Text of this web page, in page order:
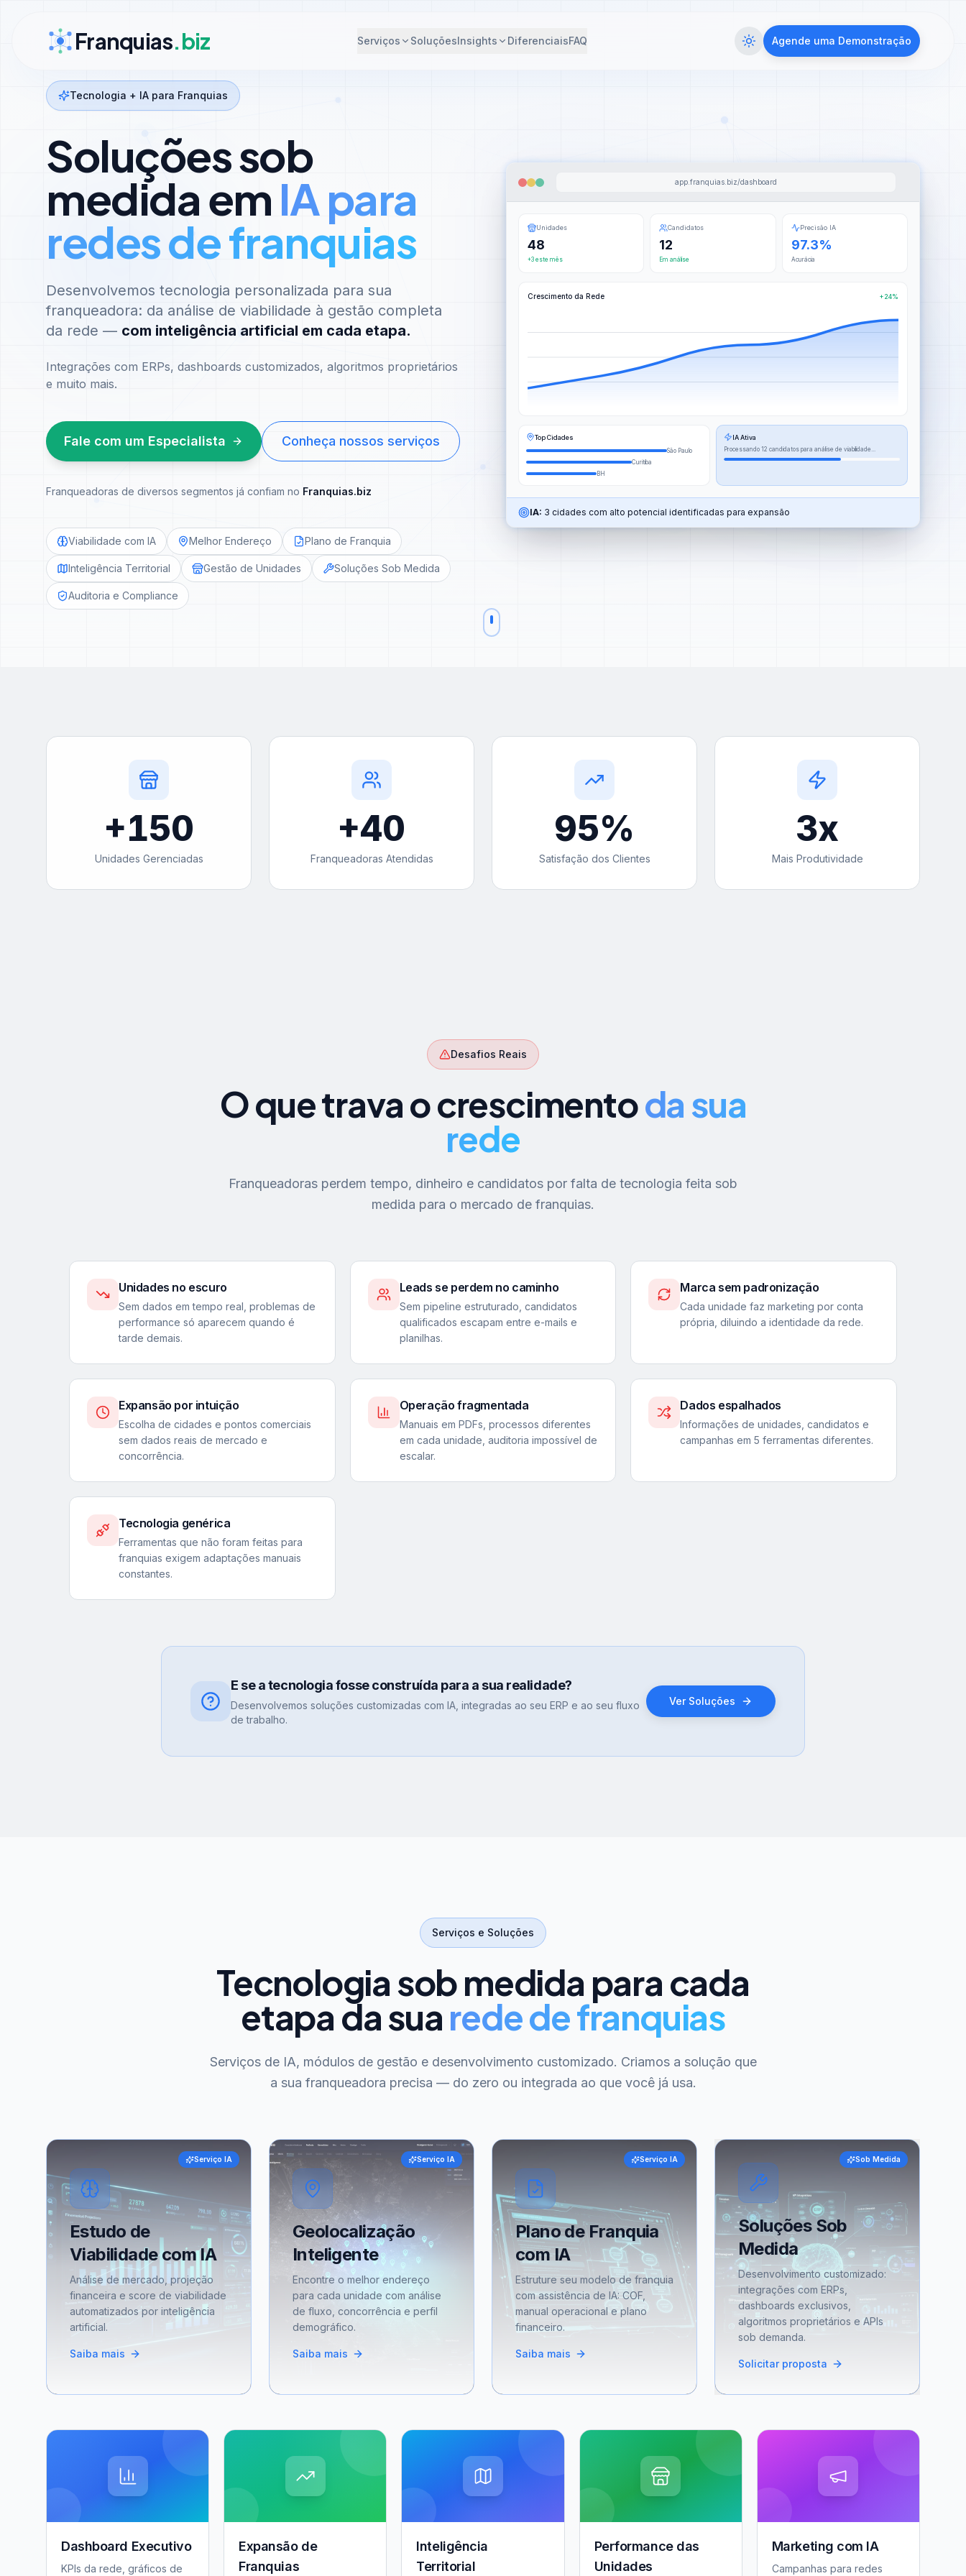
Franquias.biz Serviços SoluçõesInsights DiferenciaisFAQ Agende uma Demonstração
Tecnologia + IA para Franquias
Soluções sob
medida em IA para
redes de franquias
Desenvolvemos tecnologia personalizada para sua
franqueadora: da análise de viabilidade à gestão completa
da rede — com inteligência artificial em cada etapa.
Integrações com ERPs, dashboards customizados, algoritmos proprietários
e muito mais.
Fale com um Especialista Conheça nossos serviços
Franqueadoras de diversos segmentos já confiam no Franquias.biz
Viabilidade com IA Melhor Endereço Plano de Franquia
Inteligência Territorial Gestão de Unidades Soluções Sob Medida
Auditoria e Compliance
app.franquias.biz/dashboard
Unidades
48
+3 este mês
Candidatos
12
Em análise
Precisão IA
97.3%
Acurácia
Crescimento da Rede +24%
Top Cidades
São Paulo
Curitiba
BH
IA Ativa
Processando 12 candidatos para análise de viabilidade...
IA: 3 cidades com alto potencial identificadas para expansão
+150
Unidades Gerenciadas
+40
Franqueadoras Atendidas
95%
Satisfação dos Clientes
3x
Mais Produtividade
Desafios Reais
O que trava o crescimentoda sua
rede
Franqueadoras perdem tempo, dinheiro e candidatos por falta de tecnologia feita sob
medida para o mercado de franquias.
Unidades no escuro
Sem dados em tempo real, problemas de
performance só aparecem quando é
tarde demais.
Leads se perdem no caminho
Sem pipeline estruturado, candidatos
qualificados escapam entre e-mails e
planilhas.
Marca sem padronização
Cada unidade faz marketing por conta
própria, diluindo a identidade da rede.
Expansão por intuição
Escolha de cidades e pontos comerciais
sem dados reais de mercado e
concorrência.
Operação fragmentada
Manuais em PDFs, processos diferentes
em cada unidade, auditoria impossível de
escalar.
Dados espalhados
Informações de unidades, candidatos e
campanhas em 5 ferramentas diferentes.
Tecnologia genérica
Ferramentas que não foram feitas para
franquias exigem adaptações manuais
constantes.
E se a tecnologia fosse construída para a sua realidade?
Desenvolvemos soluções customizadas com IA, integradas ao seu ERP e ao seu fluxo
de trabalho.
Ver Soluções
Serviços e Soluções
Tecnologia sob medida para cada
etapa da suarede de franquias
Serviços de IA, módulos de gestão e desenvolvimento customizado. Criamos a solução que
a sua franqueadora precisa — do zero ou integrada ao que você já usa.
Serviço IA
Estudo de
Viabilidade com IA
Análise de mercado, projeção
financeira e score de viabilidade
automatizados por inteligência
artificial.
Saiba mais
Serviço IA
Geolocalização
Inteligente
Encontre o melhor endereço
para cada unidade com análise
de fluxo, concorrência e perfil
demográfico.
Saiba mais
Serviço IA
Plano de Franquia
com IA
Estruture seu modelo de franquia
com assistência de IA: COF,
manual operacional e plano
financeiro.
Saiba mais
Sob Medida
Soluções Sob
Medida
Desenvolvimento customizado:
integrações com ERPs,
dashboards exclusivos,
algoritmos proprietários e APIs
sob demanda.
Solicitar proposta
Dashboard Executivo
KPIs da rede, gráficos de
Expansão de
Franquias
Inteligência
Territorial
Performance das
Unidades
Marketing com IA
Campanhas para redes